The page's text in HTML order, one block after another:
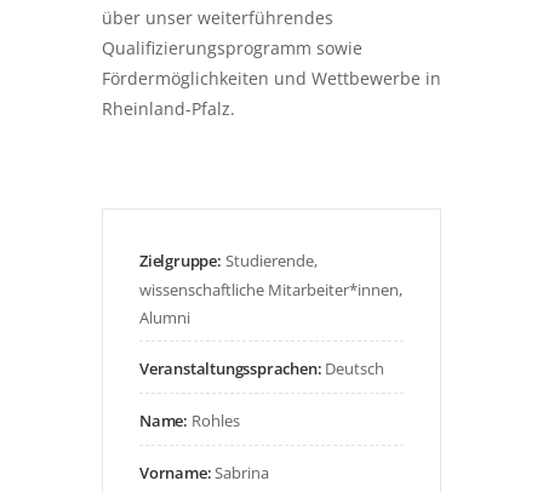
über unser weiterführendes
Qualifizierungsprogramm sowie
Fördermöglichkeiten und Wettbewerbe in
Rheinland-Pfalz.
Zielgruppe: Studierende,
wissenschaftliche Mitarbeiter*innen,
Alumni
Veranstaltungssprachen: Deutsch
Name: Rohles
Vorname:Sabrina